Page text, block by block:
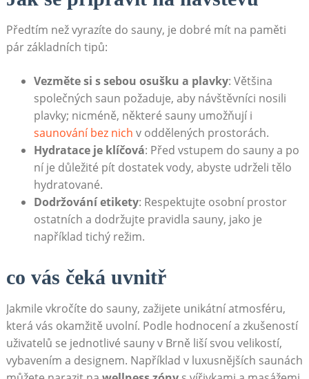
Předtím než vyrazíte do sauny, je dobré mít na paměti
pár základních tipů:
Vezměte si s sebou osušku a plavky: Většina
společných saun požaduje, aby návštěvníci nosili
plavky; nicméně, některé sauny umožňují i
saunování bez nich v oddělených prostorách.
Hydratace je klíčová: Před vstupem do sauny a po
ní je důležité pít dostatek vody, abyste udrželi tělo
hydratované.
Dodržování etikety: Respektujte osobní prostor
ostatních a dodržujte pravidla sauny, jako je
například tichý režim.
co vás čeká uvnitř
Jakmile vkročíte do sauny, zažijete unikátní atmosféru,
která vás okamžitě uvolní. Podle hodnocení a zkušeností
uživatelů se jednotlivé sauny v Brně liší svou velikostí,
vybavením a designem. Například v luxusnějších saunách